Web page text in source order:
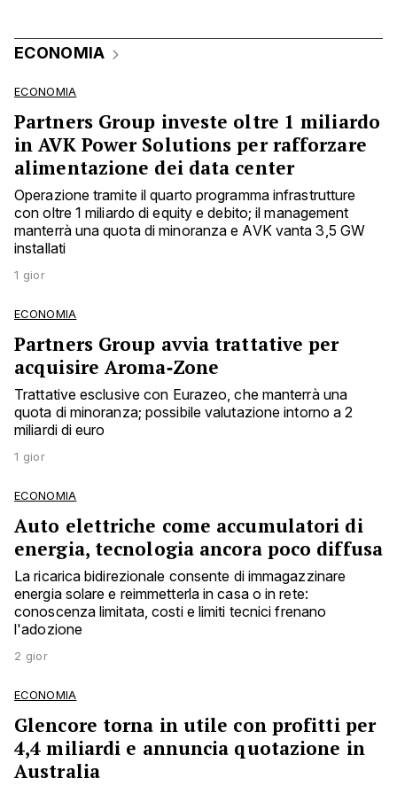
ECONOMIA
ECONOMIA
Partners Group investe oltre 1 miliardo
in AVK Power Solutions per rafforzare
alimentazione dei data center
Operazione tramite il quarto programma infrastrutture
con oltre 1 miliardo di equity e debito; il management
manterrà una quota di minoranza e AVK vanta 3,5 GW
installati
1 gior
ECONOMIA
Partners Group avvia trattative per
acquisire Aroma‑Zone
Trattative esclusive con Eurazeo, che manterrà una
quota di minoranza; possibile valutazione intorno a 2
miliardi di euro
1 gior
ECONOMIA
Auto elettriche come accumulatori di
energia, tecnologia ancora poco diffusa
La ricarica bidirezionale consente di immagazzinare
energia solare e reimmetterla in casa o in rete:
conoscenza limitata, costi e limiti tecnici frenano
l'adozione
2 gior
ECONOMIA
Glencore torna in utile con profitti per
4,4 miliardi e annuncia quotazione in
Australia